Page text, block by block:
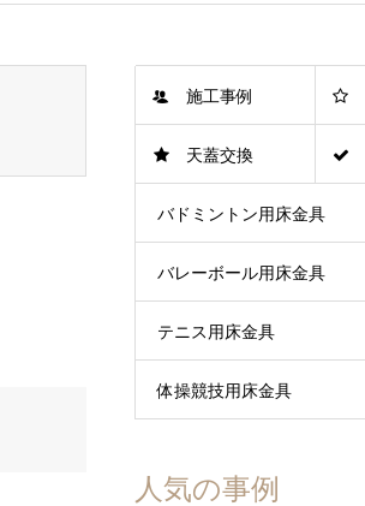
施工事例
天蓋交換
バドミントン用床金具
バレーボール用床金具
テニス用床金具
体操競技用床金具
人気の事例